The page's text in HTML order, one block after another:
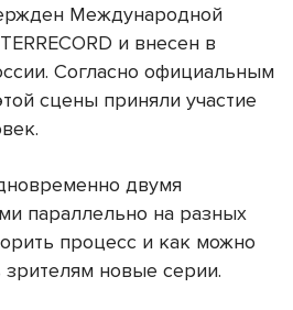
Международной
и внесен в
Согласно официальным
сцены приняли участие
двумя
параллельно на разных
процесс и как можно
новые серии.